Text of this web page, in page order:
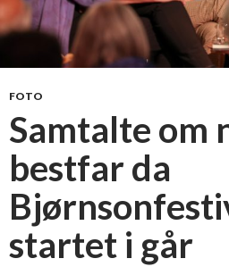
FOTO
Samtalte om
bestfar da
startet i går